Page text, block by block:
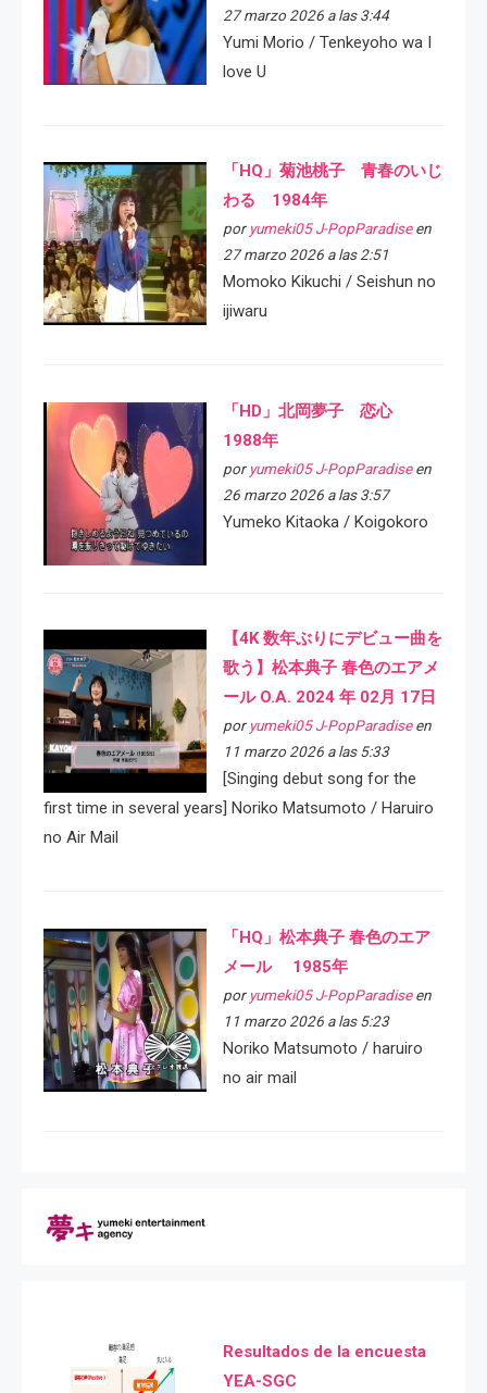
27 marzo 2026 a las 3:44
Yumi Morio / Tenkeyoho wa I
love U
「HQ」菊池桃子 青春のいじ
わる 1984年
por yumeki05 J-PopParadiseen
27 marzo 2026 a las 2:51
Momoko Kikuchi / Seishun no
ijiwaru
「HD」北岡夢子 恋心
1988年
por yumeki05 J-PopParadiseen
26 marzo 2026 a las 3:57
Yumeko Kitaoka / Koigokoro
【4K 数年ぶりにデビュー曲を
歌う】松本典子 春色のエアメ
ール O.A. 2024 年 02月 17日
por yumeki05 J-PopParadiseen
11 marzo 2026 a las 5:33
[Singing debut song for the
first time in several years] Noriko Matsumoto / Haruiro
no Air Mail
「HQ」松本典子 春色のエア
メール 1985年
por yumeki05 J-PopParadiseen
11 marzo 2026 a las 5:23
Noriko Matsumoto / haruiro
no air mail
Resultados de la encuesta
YEA-SGC